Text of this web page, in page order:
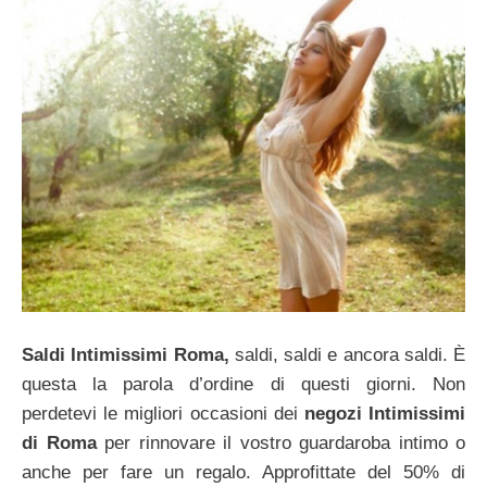
Saldi Intimissimi Roma, saldi, saldi e ancora saldi. È
questa la parola d’ordine di questi giorni. Non
perdetevi le migliori occasioni dei negozi Intimissimi
di Romaper rinnovare il vostro guardaroba intimo o
anche per fare un regalo. Approfittate del 50% di